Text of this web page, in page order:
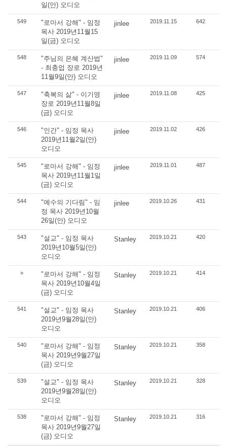
일(안) 오디오
549
"로마서 강해" - 임정
목사 2019년11월15
일(금) 오디오
jinlee 2019.11.15 642
548
"주님의 은혜 계산법"
- 최충업 장로 2019년
11월9일(안) 오디오
jinlee 2019.11.09 574
547
"축복의 삶" - 이기영
장로 2019년11월8일
(금) 오디오
jinlee 2019.11.08 425
546
"인간" - 임정 목사
2019년11월2일(안)
오디오
jinlee 2019.11.02 426
545
"로마서 강해" - 임정
목사 2019년11월1일
(금) 오디오
jinlee 2019.11.01 487
544
"예수의 기다림" - 임
정 목사 2019년10월
26일(안) 오디오
jinlee 2019.10.26 431
543
"설교" - 임정 목사
2019년10월5일(안)
오디오
Stanley 2019.10.21 420
»
"로마서 강해" - 임정
목사 2019년10월4일
(금) 오디오
Stanley 2019.10.21 414
541
"설교" - 임정 목사
2019년9월28일(안)
오디오
Stanley 2019.10.21 406
540
"로마서 강해" - 임정
목사 2019년9월27일
(금) 오디오
Stanley 2019.10.21 358
539
"설교" - 임정 목사
2019년9월28일(안)
오디오
Stanley 2019.10.21 328
538
"로마서 강해" - 임정
목사 2019년9월27일
(금) 오디오
Stanley 2019.10.21 316